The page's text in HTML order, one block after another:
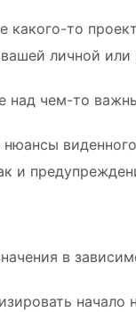
какого-то
личной
над чем-то
и
в
начало